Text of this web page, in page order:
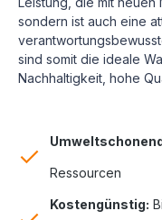
sondern ist auch eine
sind somit die ideale
Nachhaltigkeit, hohe
Ressourcen
Kostengünstig: